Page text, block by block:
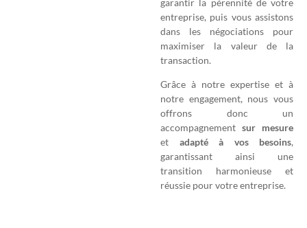
entreprise, puis vous assistons
dans les négociations pour
maximiser la valeur de la
transaction.
Grâce à notre expertise et à
notre engagement, nous vous
offrons donc un
accompagnement sur mesure
et adapté à vos besoins,
garantissant ainsi une
transition harmonieuse et
réussie pour votre entreprise.